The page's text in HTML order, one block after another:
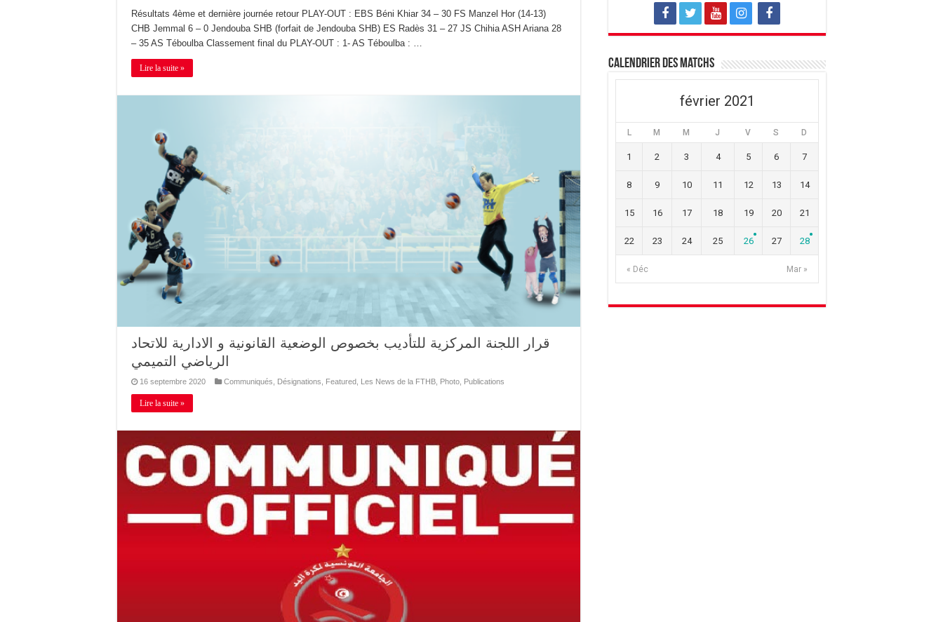
Résultats 4ème et dernière journée retour PLAY-OUT : EBS Béni Khiar 34 – 30 FS Manzel Hor (14-13)
CHB Jemmal 6 – 0 Jendouba SHB (forfait de Jendouba SHB) ES Radès 31 – 27 JS Chihia ASH Ariana 28
– 35 AS Téboulba Classement final du PLAY-OUT : 1- AS Téboulba : …
Lire la suite »
قرار اللجنة المركزية للتأديب بخصوص الوضعية القانونية و الادارية للاتحاد
الرياضي التميمي
16 septembre 2020 Communiqués Désignations Featured Les News de la FTHB Photo Publications
Lire la suite »
Calendrier des matchs
février 2021
L M M J V S D
« Déc Mar »
1 2 3 4 5 6 7
8 9 10 11 12 13 14
15 16 17 18 19 20 21
22 23 24 25 26 27 28